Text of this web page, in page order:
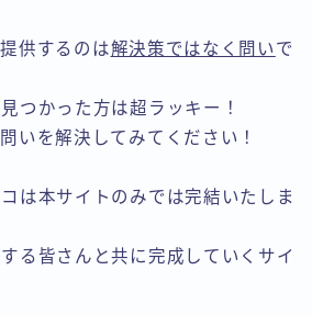
供するのは解決策ではなく問いで
つかった方は超ラッキー！
いを解決してみてください！
は本サイトのみでは完結いたしま
る皆さんと共に完成していくサイ